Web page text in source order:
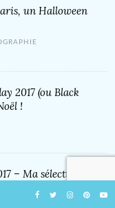
un Halloween
2017 (ou Black
!
– Ma sélection !